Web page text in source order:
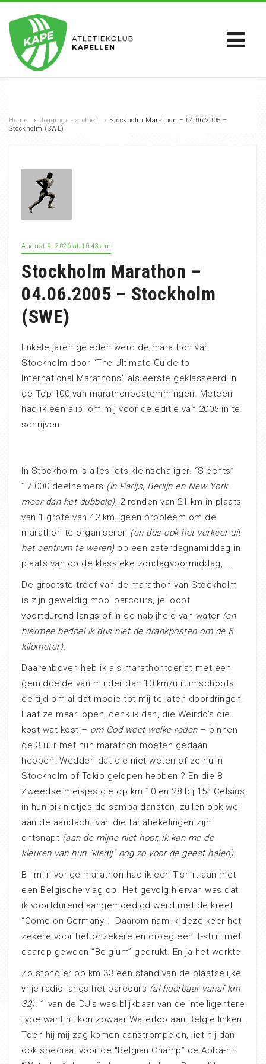
Home › Joggings - archief › Stockholm Marathon – 04.06.2005 –
Stockholm (SWE)
August 9, 2026 at 10:43 am
Stockholm Marathon –
04.06.2005 – Stockholm
(SWE)
Enkele jaren geleden werd de marathon van
Stockholm door “The Ultimate Guide to
International Marathons” als eerste geklasseerd in
de Top 100 van marathonbestemmingen. Meteen
had ik een alibi om mij voor de editie van 2005 in te
schrijven.
In Stockholm is alles iets kleinschaliger. “Slechts”
17.000 deelnemers (in Parijs, Berlijn en New York
meer dan het dubbele), 2 ronden van 21 km in plaats
van 1 grote van 42 km, geen probleem om de
marathon te organiseren (en dus ook het verkeer uit
het centrum te weren)op een zaterdagnamiddag in
plaats van op de klassieke zondagvoormiddag, …
De grootste troef van de marathon van Stockholm
is zijn geweldig mooi parcours, je loopt
voortdurend langs of in de nabijheid van water (en
hiermee bedoel ik dus niet de drankposten om de 5
kilometer).
Daarenboven heb ik als marathontoerist met een
gemiddelde van minder dan 10 km/u ruimschoots
de tijd om al dat mooie tot mij te laten doordringen.
Laat ze maar lopen, denk ik dan, die Weirdo’s die
kost wat kost – om God weet welke reden– binnen
de 3 uur met hun marathon moeten gedaan
hebben. Wedden dat die niet weten of ze nu in
Stockholm of Tokio gelopen hebben ? En die 8
Zweedse meisjes die op km 10 en 28 bij 15° Celsius
in hun bikinietjes de samba dansten, zullen ook wel
aan de aandacht van die fanatiekelingen zijn
ontsnapt (aan de mijne niet hoor, ik kan me de
kleuren van hun “kledij” nog zo voor de geest halen).
Bij mijn vorige marathon had ik een T-shirt aan met
een Belgische vlag op. Het gevolg hiervan was dat
ik voortdurend aangemoedigd werd met de kreet
“Come on Germany”. Daarom nam ik deze keer het
zekere voor het onzekere en droeg een T-shirt met
daarop gewoon “Belgium” gedrukt. En ja het werkte.
Zo stond er op km 33 een stand van de plaatselijke
vrije radio langs het parcours (al hoorbaar vanaf km
32). 1 van de DJ’s was blijkbaar van de intelligentere
type want hij kon zowaar Waterloo aan België linken.
Toen hij mij zag komen aanstrompelen, liet hij dan
ook speciaal voor de “Belgian Champ” de Abba-hit